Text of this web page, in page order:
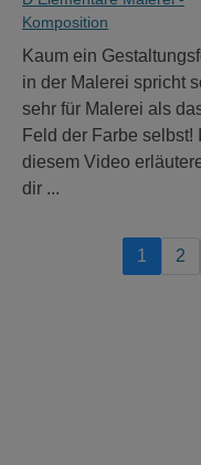
Komposition
Kaum ein
in der Malerei spricht
sehr für Malerei als
Feld der Farbe selbst!
diesem Video
dir ...
1 2